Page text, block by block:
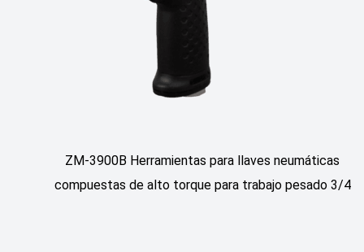
ZM-3900B Herramientas para llaves neumáticas
compuestas de alto torque para trabajo pesado 3/4